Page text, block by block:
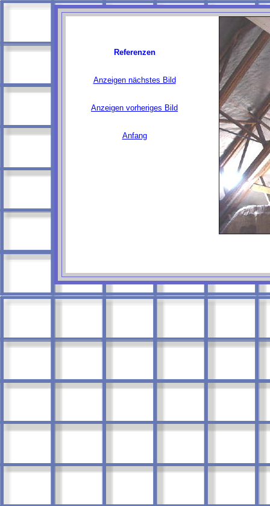
Referenzen
Anzeigen nächstes Bild
Anzeigen vorheriges Bild
Anfang